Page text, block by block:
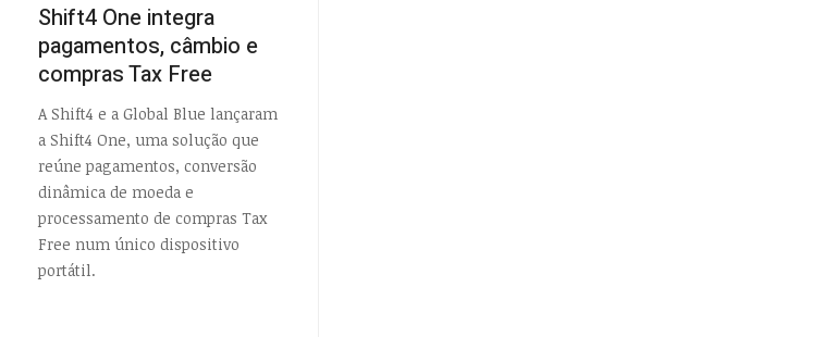
Shift4 One integra
pagamentos, câmbio e
compras Tax Free
A Shift4 e a Global Blue lançaram
a Shift4 One, uma solução que
reúne pagamentos, conversão
dinâmica de moeda e
processamento de compras Tax
Free num único dispositivo
portátil.